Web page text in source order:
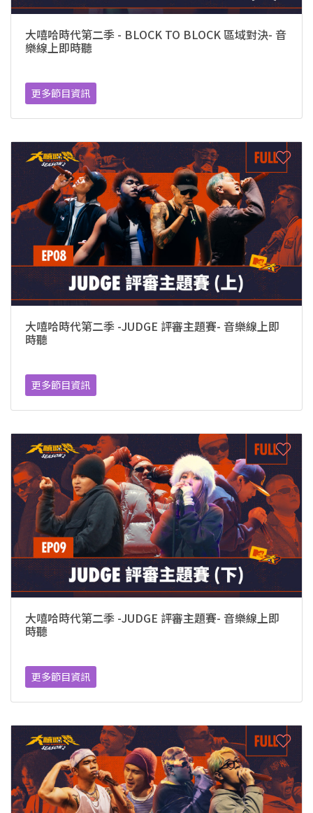
大嘻哈時代第二季 - BLOCK TO BLOCK 區域對決- 音
樂線上即時聽
更多節目資訊
大嘻哈時代第二季 -JUDGE 評審主題賽- 音樂線上即
時聽
更多節目資訊
大嘻哈時代第二季 -JUDGE 評審主題賽- 音樂線上即
時聽
更多節目資訊